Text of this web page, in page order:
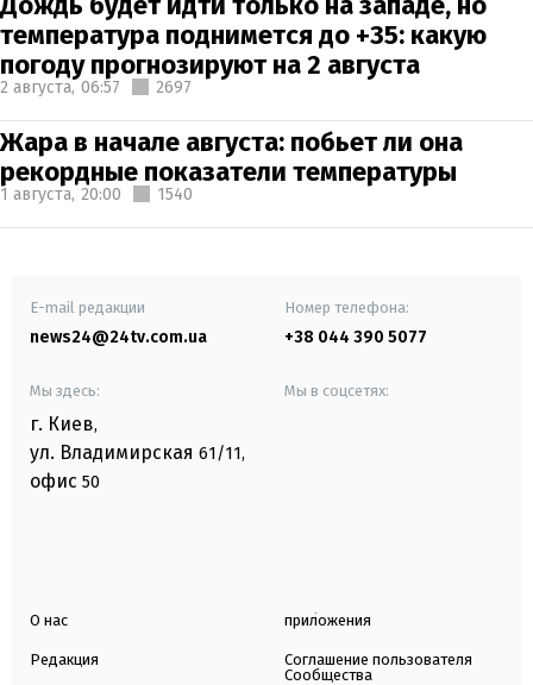
температура поднимется до +35: какую
погоду прогнозируют на 2 августа
2 августа, 06:57 2697
Жара в начале августа: побьет ли она
рекордные показатели температуры
1 августа, 20:00 1540
E-mail редакции
news24@24tv.com.ua
Номер телефона:
+38 044 390 5077
Мы здесь:
г. Киев,
ул. Владимирская 61/11,
офис 50
Мы в соцсетях:
О нас
Редакция
приложения
Соглашение пользователя
Сообщества